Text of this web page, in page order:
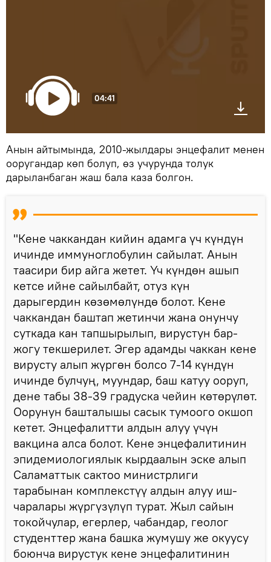
04:41
Анын айтымында, 2010-жылдары энцефалит менен
ооругандар көп болуп, өз учурунда толук
дарыланбаган жаш бала каза болгон.
"Кене чаккандан кийин адамга үч күндүн
ичинде иммуноглобулин сайылат. Анын
таасири бир айга жетет. Үч күндөн ашып
кетсе ийне сайылбайт, отуз күн
дарыгердин көзөмөлүндө болот. Кене
чаккандан баштап жетинчи жана онунчу
суткада кан тапшырылып, вирустун бар-
жогу текшерилет. Эгер адамды чаккан кене
вирусту алып жүргөн болсо 7-14 күндүн
ичинде булчуң, муундар, баш катуу ооруп,
дене табы 38-39 градуска чейин көтөрүлөт.
Оорунун башталышы сасык тумоого окшоп
кетет. Энцефалитти алдын алуу үчүн
вакцина алса болот. Кене энцефалитинин
эпидемиологиялык кырдаалын эске алып
Саламаттык сактоо министрлиги
тарабынан комплекстүү алдын алуу иш-
чаралары жүргүзүлүп турат. Жыл сайын
токойчулар, егерлер, чабандар, геолог
студенттер жана башка жумушу же окуусу
боюнча вирустук кене энцефалитинин